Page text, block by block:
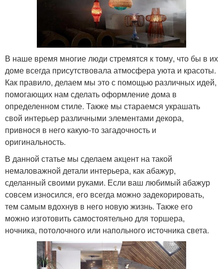
В наше время многие люди стремятся к тому, что бы в их
доме всегда присутствовала атмосфера уюта и красоты.
Как правило, делаем мы это с помощью различных идей,
помогающих нам сделать оформление дома в
определенном стиле. Также мы стараемся украшать
свой интерьер различными элементами декора,
привнося в него какую-то загадочность и
оригинальность.
В данной статье мы сделаем акцент на такой
немаловажной детали интерьера, как абажур,
сделанный своими руками. Если ваш любимый абажур
совсем износился, его всегда можно задекорировать,
тем самым вдохнув в него новую жизнь. Также его
можно изготовить самостоятельно для торшера,
ночника, потолочного или напольного источника света.